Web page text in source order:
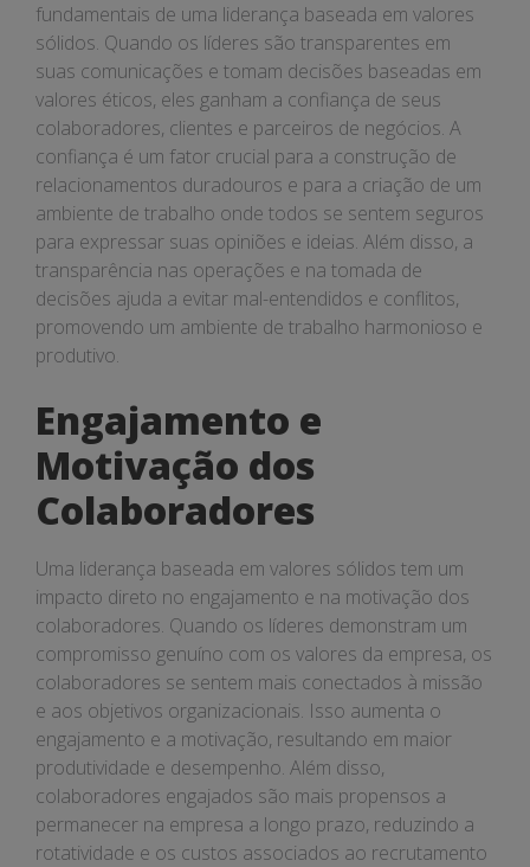
fundamentais de uma liderança baseada em valores
sólidos. Quando os líderes são transparentes em
suas comunicações e tomam decisões baseadas em
valores éticos, eles ganham a confiança de seus
colaboradores, clientes e parceiros de negócios. A
confiança é um fator crucial para a construção de
relacionamentos duradouros e para a criação de um
ambiente de trabalho onde todos se sentem seguros
para expressar suas opiniões e ideias. Além disso, a
transparência nas operações e na tomada de
decisões ajuda a evitar mal-entendidos e conflitos,
promovendo um ambiente de trabalho harmonioso e
produtivo.
Engajamento e
Motivação dos
Colaboradores
Uma liderança baseada em valores sólidos tem um
impacto direto no engajamento e na motivação dos
colaboradores. Quando os líderes demonstram um
compromisso genuíno com os valores da empresa, os
colaboradores se sentem mais conectados à missão
e aos objetivos organizacionais. Isso aumenta o
engajamento e a motivação, resultando em maior
produtividade e desempenho. Além disso,
colaboradores engajados são mais propensos a
permanecer na empresa a longo prazo, reduzindo a
rotatividade e os custos associados ao recrutamento